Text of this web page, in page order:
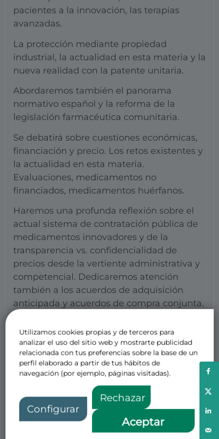
pacientes a la innovación, las terapias
avanzadas.
La protección mediante propiedad
industrial, la actualidad en esta materia y la
nueva realidad con la patente unitaria.
Abordaremos también el panorama
normativo español y la reforma de la
legislación farmacéutica comunitaria.
Se debatirá sobre cuestiones económicas,
financiación y precio. Los retos existentes y
la actualidad en esta materia.
Evaluaciones, medicamentos no
financiados, medicamentos huérfanos.
Haremos una profunda reflexión sobre el
actual sistema de contratación pública de
medicamentos innovadores y de la
transparencia vs. confidencialidad de
precios desde la vertiente administrativa y
competencial. Dedicaremos atención
también a los acuerdos de adquisición
anticipada y acuerdos de compra conjunta.
no tan novedosos, puesto que son ya una
realidad, como la telemedicina, los nuevos
modelos de negocio: dispensación/entrega,
compra innovadora, soluciones
terapéuticas digitales, APPs en salud y
medical devices.
Dedicaremos una mesa a los temas de
Utilizamos cookies propias y de terceros para
analizar el uso del sitio web y mostrarte publicidad
relacionada con tus preferencias sobre la base de un
perfil elaborado a partir de tus hábitos de
navegación (por ejemplo, páginas visitadas).
Configurar
Rechazar
Aceptar